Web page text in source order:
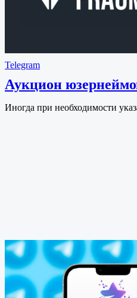
Telegram
Аукцион
Иногда при необходимости